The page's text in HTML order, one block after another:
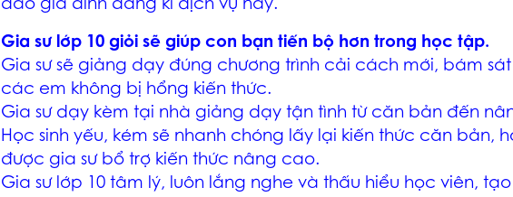
đảo gia đình đăng kí dịch vụ này.
Gia sư lớp 10 giỏi sẽ giúp con bạn tiến bộ hơn trong học tập.
Gia sư sẽ giảng dạy đúng chương trình cải cách mới, bám
các em không bị hổng kiến thức.
Gia sư dạy kèm tại nhà giảng dạy tận tình từ căn bản đến
Học sinh yếu, kém sẽ nhanh chóng lấy lại kiến thức căn bản,
được gia sư bổ trợ kiến thức nâng cao.
Gia sư lớp 10 tâm lý, luôn lắng nghe và thấu hiểu học viên,